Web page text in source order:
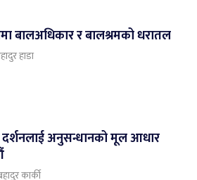
बालअधिकार र बालश्रमको धरातल
हाडा
दर्शनलाई अनुसन्धानको मूल आधार
कार्की